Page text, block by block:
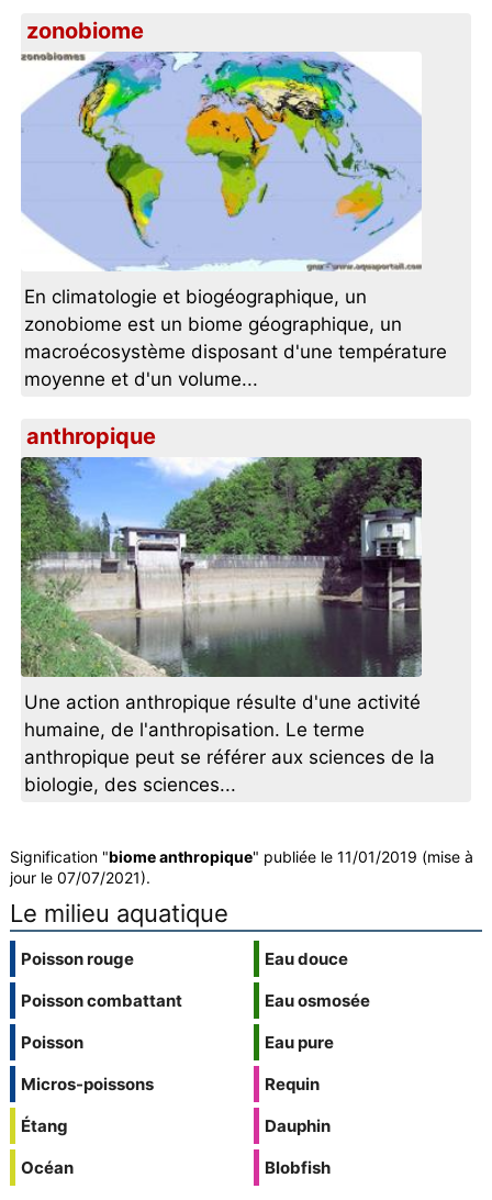
zonobiome
En climatologie et biogéographique, un
zonobiome est un biome géographique, un
macroécosystème disposant d'une température
moyenne et d'un volume...
anthropique
Une action anthropique résulte d'une activité
humaine, de l'anthropisation. Le terme
anthropique peut se référer aux sciences de la
biologie, des sciences...
Signification "biome anthropique" publiée le 11/01/2019 (mise à
jour le 07/07/2021).
Le milieu aquatique
Poisson rouge
Poisson combattant
Poisson
Micros-poissons
Étang
Océan
Eau douce
Eau osmosée
Eau pure
Requin
Dauphin
Blobfish